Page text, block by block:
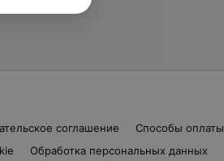
соглашение Способы оплаты
Обработка персональных данных